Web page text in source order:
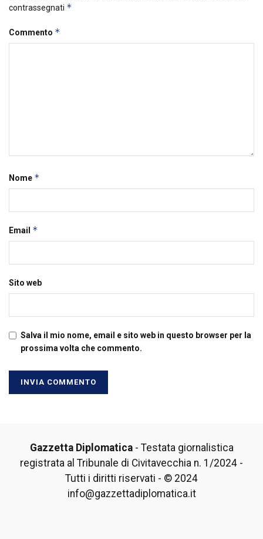
contrassegnati *
Commento *
Nome *
Email *
Sito web
Salva il mio nome, email e sito web in questo browser per la
prossima volta che commento.
Gazzetta Diplomatica- Testata giornalistica
registrata al Tribunale di Civitavecchia n. 1/2024 -
Tutti i diritti riservati - © 2024
info@gazzettadiplomatica.it